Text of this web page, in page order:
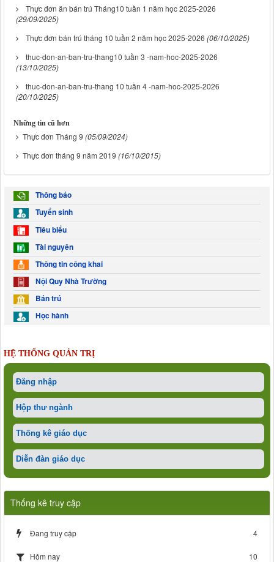
Thực đơn ăn bán trú Tháng10 tuần 1 năm học 2025-2026
(29/09/2025)
Thực đơn bán trú tháng 10 tuần 2 năm học 2025-2026 (06/10/2025)
thuc-don-an-ban-tru-thang10 tuần 3 -nam-hoc-2025-2026
(13/10/2025)
thuc-don-an-ban-tru-thang 10 tuần 4 -nam-hoc-2025-2026
(20/10/2025)
Những tin cũ hơn
Thực đơn Tháng 9 (05/09/2024)
Thực đơn tháng 9 năm 2019 (16/10/2015)
Thông báo
Tuyển sinh
Tiêu biểu
Tài nguyên
Thông tin công khai
Nội Quy Nhà Trường
Bán trú
Học hành
HỆ THỐNG QUẢN TRỊ
Đăng nhập
Hộp thư ngành
Thống kê giáo dục
Diễn đàn giáo dục
Thống kê truy cập
Đang truy cập 4
Hôm nay 10